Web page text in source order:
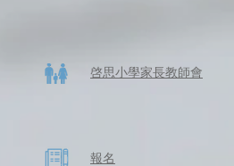
​啓思小學家長教師會
​報名